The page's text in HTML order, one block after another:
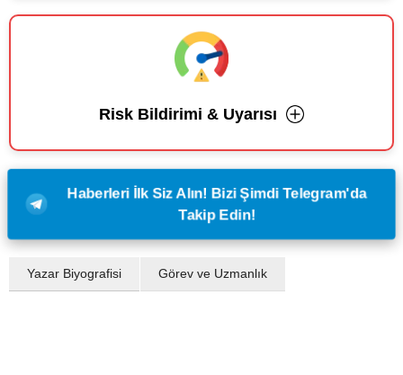
Risk Bildirimi & Uyarısı
Haberleri İlk Siz Alın! Bizi Şimdi Telegram'da
Takip Edin!
Yazar Biyografisi Görev ve Uzmanlık